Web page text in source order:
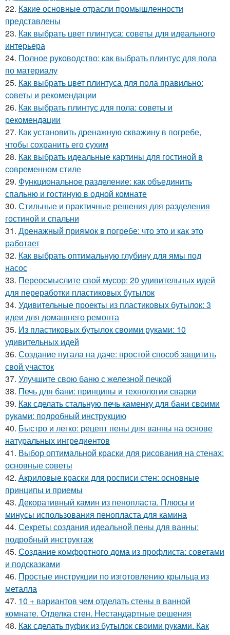
22. Какие основные отрасли промышленности
представлены
23. Как выбрать цвет плинтуса: советы для идеального
интерьера
24. Полное руководство: как выбрать плинтус для пола
по материалу
25. Как выбрать цвет плинтуса для пола правильно:
советы и рекомендации
26. Как выбрать плинтус для пола: советы и
рекомендации
27. Как установить дренажную скважину в погребе,
чтобы сохранить его сухим
28. Как выбрать идеальные картины для гостиной в
современном стиле
29. Функциональное разделение: как объединить
спальню и гостиную в одной комнате
30. Стильные и практичные решения для разделения
гостиной и спальни
31. Дренажный приямок в погребе: что это и как это
работает
32. Как выбрать оптимальную глубину для ямы под
насос
33. Переосмыслите свой мусор: 20 удивительных идей
для переработки пластиковых бутылок
34. Удивительные проекты из пластиковых бутылок: 3
идеи для домашнего ремонта
35. Из пластиковых бутылок своими руками: 10
удивительных идей
36. Создание пугала на даче: простой способ защитить
свой участок
37. Улучшите свою баню с железной печкой
38. Печь для бани: принципы и технологии сварки
39. Как сделать стальную печь каменку для бани своими
руками: подробный инструкцию
40. Быстро и легко: рецепт пены для ванны на основе
натуральных ингредиентов
41. Выбор оптимальной краски для рисования на стенах:
основные советы
42. Акриловые краски для росписи стен: основные
принципы и приемы
43. Декоративный камин из пенопласта. Плюсы и
минусы использования пенопласта для камина
44. Секреты создания идеальной пены для ванны:
подробный инструктаж
45. Создание комфортного дома из профлиста: советами
и подсказками
46. Простые инструкции по изготовлению крыльца из
металла
47. 10 + вариантов чем отделать стены в ванной
комнате. Отделка стен. Нестандартные решения
48. Как сделать пуфик из бутылок своими руками. Как